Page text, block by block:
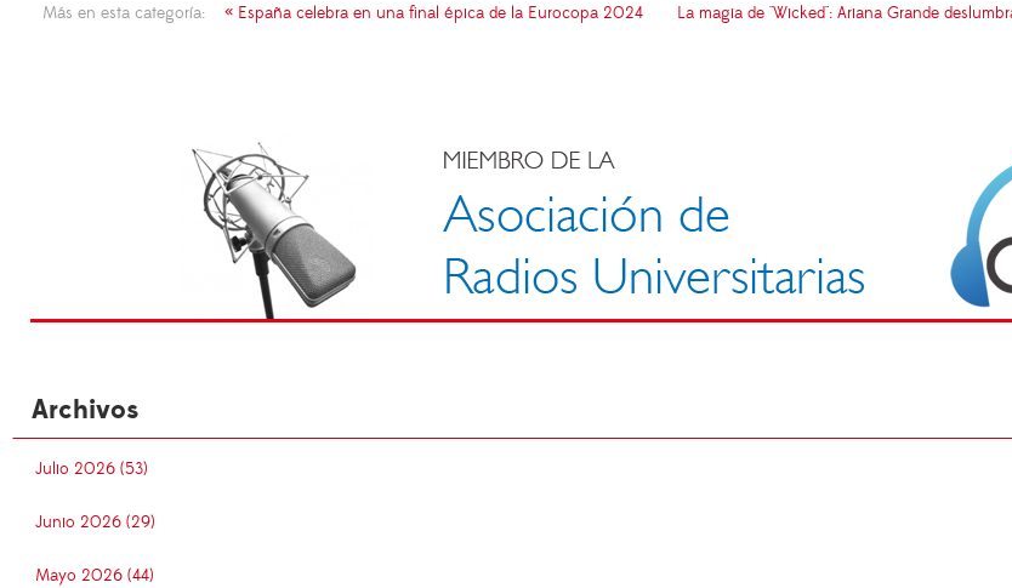
Más en esta categoría: « España celebra en una final épica de la Eurocopa 2024 La magia de "Wicked": Ariana Grande
Archivos
Julio 2026 (53)
Junio 2026 (29)
Mayo 2026 (44)